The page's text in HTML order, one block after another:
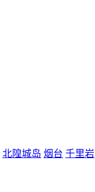
北隍城岛 烟台 千里岩